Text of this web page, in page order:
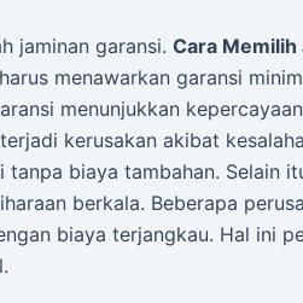
jaminan garansi. Cara Memilih
menawarkan garansi
menunjukkan
kerusakan akibat
tanpa biaya tambahan. Selain
berkala. Beberapa
biaya terjangkau. Hal ini